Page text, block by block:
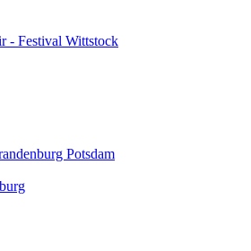
- Festival Wittstock
Potsdam